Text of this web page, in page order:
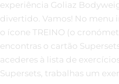
experiência Goliaz
divertido. Vamos! No menu
o ícone TREINO (o
encontras o cartão
acederes à lista de
Supersets, trabalhas um